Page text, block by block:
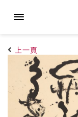
上一頁